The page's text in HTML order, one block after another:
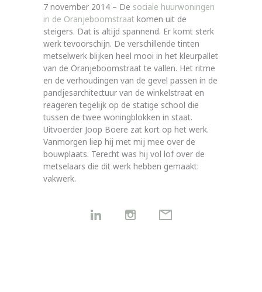
7 november 2014 – De sociale huurwoningen
in de Oranjeboomstraat komen uit de
steigers. Dat is altijd spannend. Er komt sterk
werk tevoorschijn. De verschillende tinten
metselwerk blijken heel mooi in het kleurpallet
van de Oranjeboomstraat te vallen. Het ritme
en de verhoudingen van de gevel passen in de
pandjesarchitectuur van de winkelstraat en
reageren tegelijk op de statige school die
tussen de twee woningblokken in staat.
Uitvoerder Joop Boere zat kort op het werk.
Vanmorgen liep hij met mij mee over de
bouwplaats. Terecht was hij vol lof over de
metselaars die dit werk hebben gemaakt:
vakwerk.